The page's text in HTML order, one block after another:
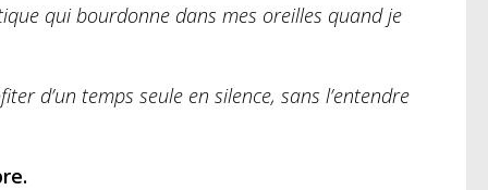
qui bourdonne dans mes oreilles quand je
d’un temps seule en silence, sans l’entendre